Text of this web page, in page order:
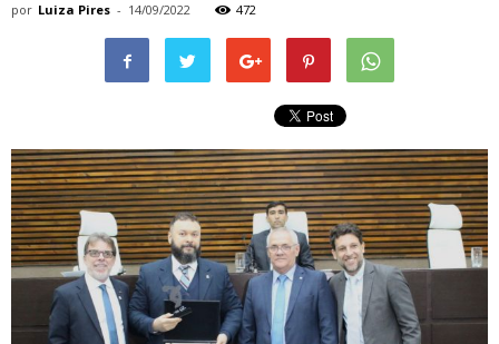
por Luiza Pires - 14/09/2022 472